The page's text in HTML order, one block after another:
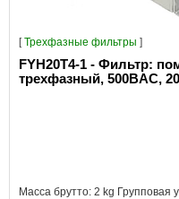
[Трехфазные фильтры ]
FYH20T4-1 - Фильтр:
трехфазный, 500ВAC,
Масса брутто: 2 kg Групповая